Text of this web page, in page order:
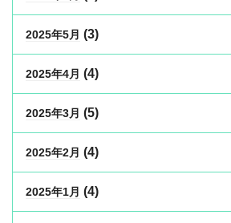
2025年5月 (3)
2025年4月 (4)
2025年3月 (5)
2025年2月 (4)
2025年1月 (4)